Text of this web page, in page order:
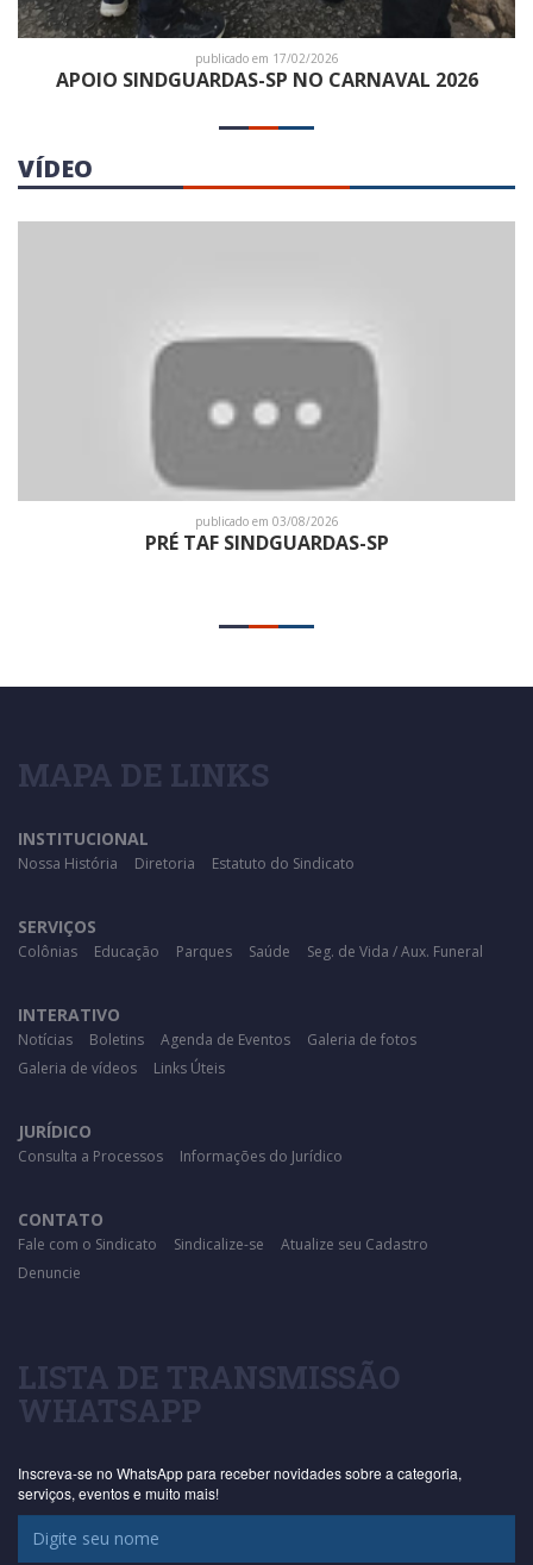
publicado em 17/02/2026
APOIO SINDGUARDAS-SP NO CARNAVAL 2026
VÍDEO
publicado em 03/08/2026
PRÉ TAF SINDGUARDAS-SP
MAPA DE LINKS
INSTITUCIONAL
Nossa História Diretoria Estatuto do Sindicato
SERVIÇOS
Colônias Educação Parques Saúde Seg. de Vida / Aux. Funeral
INTERATIVO
Notícias Boletins Agenda de Eventos
Galeria de fotos
Galeria de vídeos
Links Úteis
JURÍDICO
Consulta a Processos Informações do Jurídico
CONTATO
Fale com o Sindicato Sindicalize-se
Atualize seu Cadastro
Denuncie
LISTA DE TRANSMISSÃO
WHATSAPP
Inscreva-se no WhatsApp para receber novidades sobre a categoria,
serviços, eventos e muito mais!